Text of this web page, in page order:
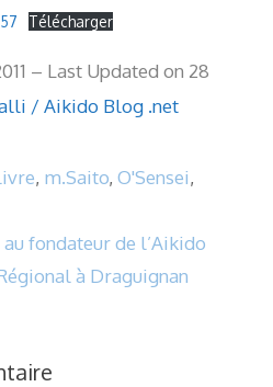
Télécharger
– Last Updated on 28
/ Aikido Blog .net
, m.Saito,O'Sensei,
fondateur de l’Aikido
à Draguignan